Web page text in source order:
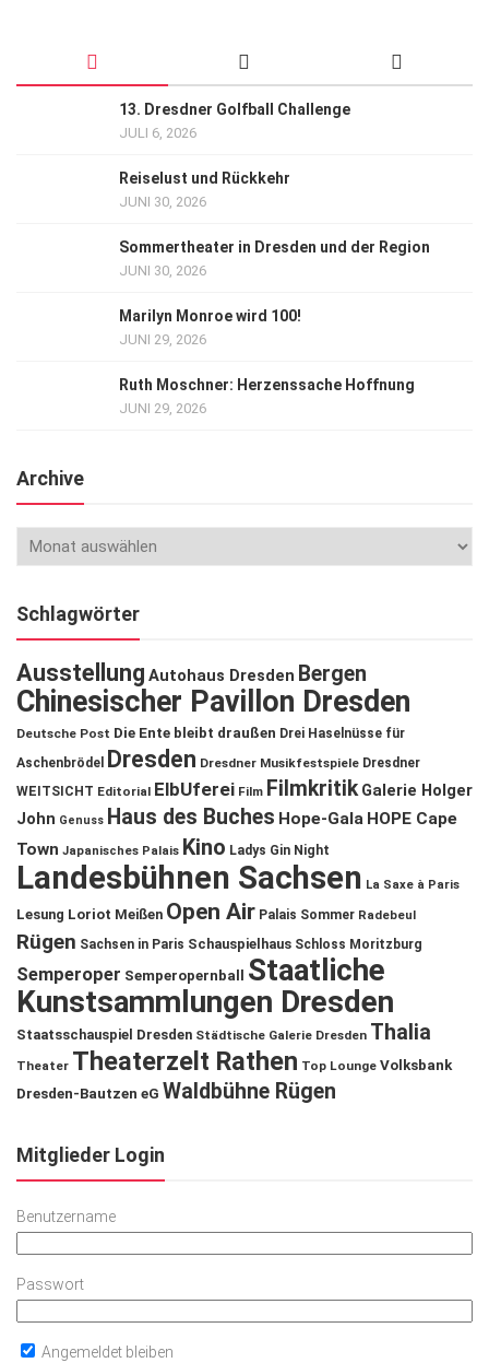
13. Dresdner Golfball Challenge
JULI 6, 2026
Reiselust und Rückkehr
JUNI 30, 2026
Sommertheater in Dresden und der Region
JUNI 30, 2026
Marilyn Monroe wird 100!
JUNI 29, 2026
Ruth Moschner: Herzenssache Hoffnung
JUNI 29, 2026
Archive
Schlagwörter
Ausstellung Autohaus Dresden Bergen
Chinesischer Pavillon Dresden
Deutsche Post Die Ente bleibt draußen Drei Haselnüsse für
Aschenbrödel
Dresden Dresdner Musikfestspiele Dresdner
WEITSICHT Editorial ElbUferei Film Filmkritik Galerie Holger
John Genuss Haus des Buches Hope-Gala HOPE Cape
Town Japanisches Palais Kino Ladys Gin Night
Landesbühnen Sachsen La Saxe à Paris
Lesung Loriot Meißen Open Air Palais Sommer Radebeul
Rügen Sachsen in Paris Schauspielhaus Schloss Moritzburg
Semperoper Semperopernball
Staatliche
Kunstsammlungen Dresden
Staatsschauspiel Dresden Städtische Galerie Dresden Thalia
Theater Theaterzelt Rathen Top Lounge Volksbank
Dresden-Bautzen eG Waldbühne Rügen
Mitglieder Login
Benutzername
Passwort
Angemeldet bleiben